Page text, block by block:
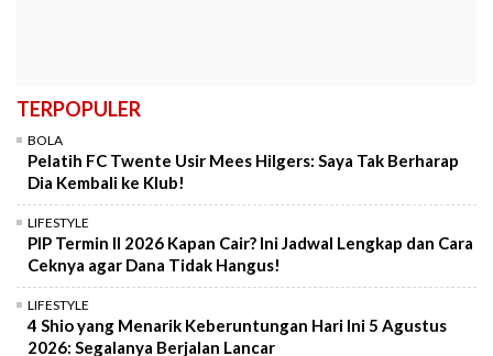
TERPOPULER
BOLA
Pelatih FC Twente Usir Mees Hilgers: Saya Tak Berharap
Dia Kembali ke Klub!
LIFESTYLE
PIP Termin II 2026 Kapan Cair? Ini Jadwal Lengkap dan Cara
Ceknya agar Dana Tidak Hangus!
LIFESTYLE
4 Shio yang Menarik Keberuntungan Hari Ini 5 Agustus
2026: Segalanya Berjalan Lancar